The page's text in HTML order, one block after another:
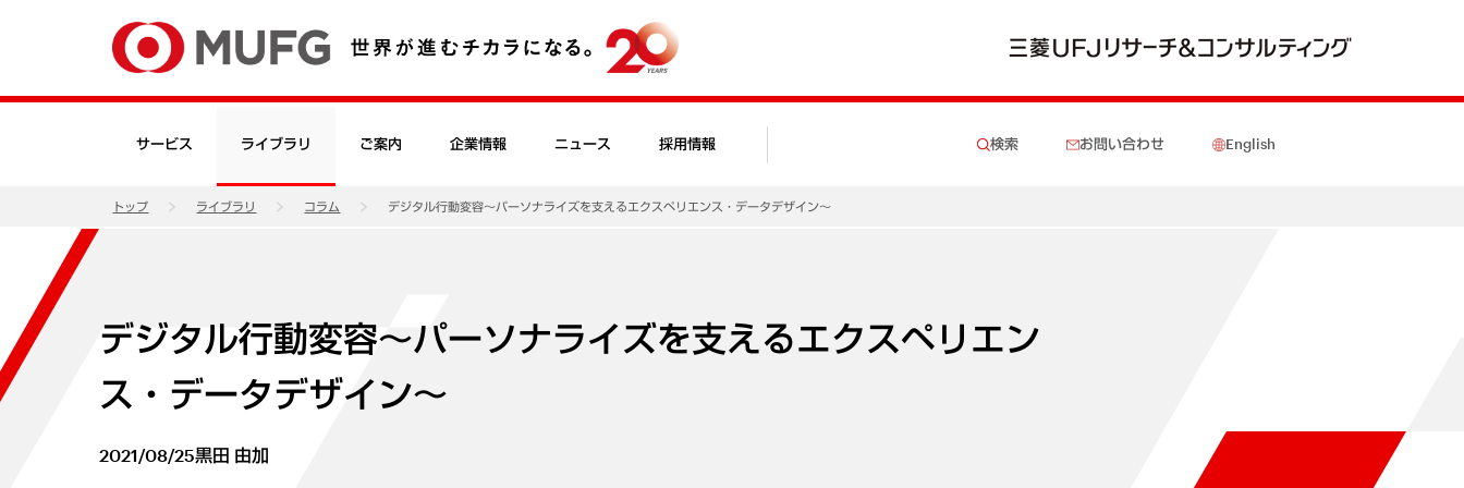
サービス ライブラリ ご案内 企業情報 ニュース 採用情報 検索 お問い合わせ English
トップ ライブラリ コラム デジタル行動変容～パーソナライズを支えるエクスペリエンス・データデザイン～
デジタル行動変容～パーソナライズを支えるエクスペリエン
ス・データデザイン～
2021/08/25黒田 由加